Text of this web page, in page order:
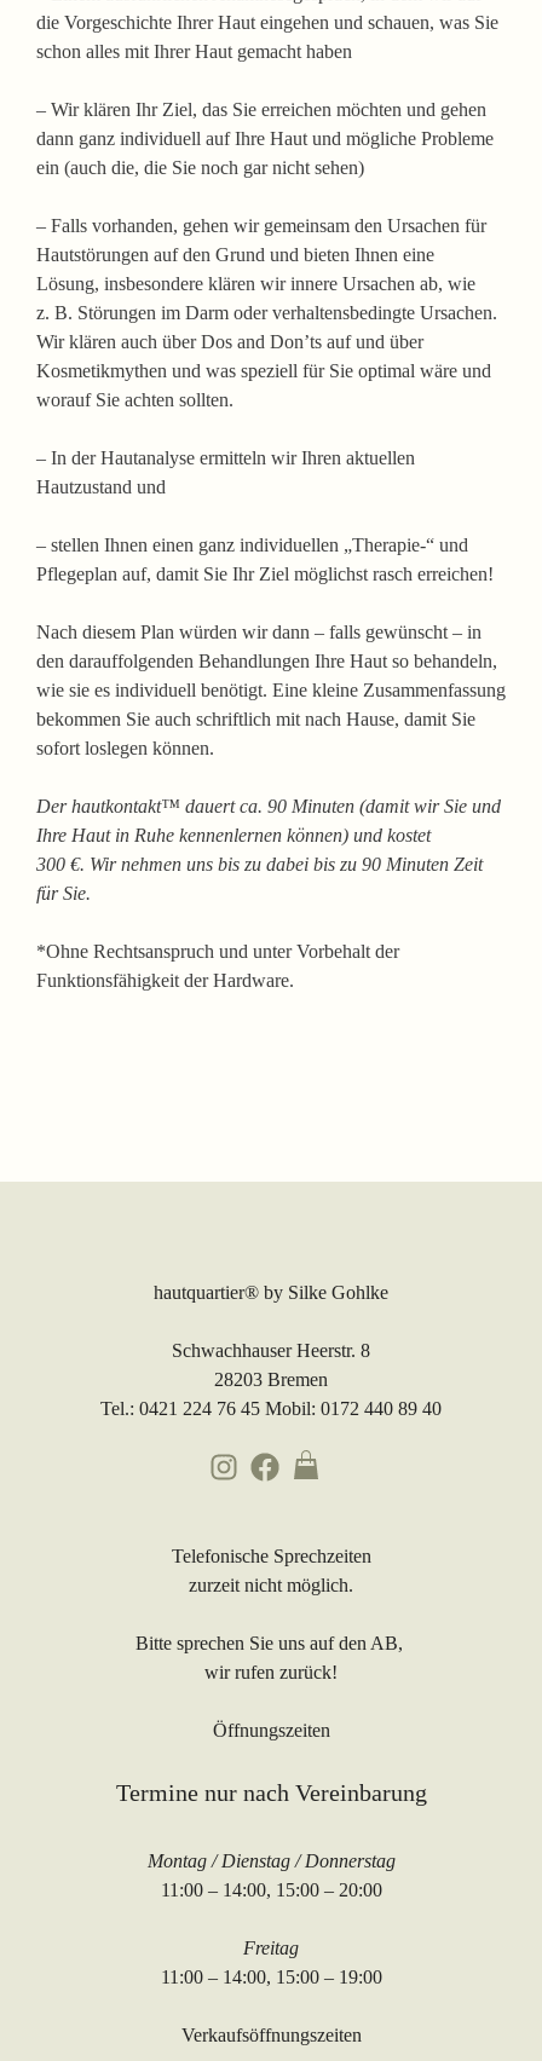
die Vorgeschichte Ihrer Haut eingehen und schauen, was Sie
schon alles mit Ihrer Haut gemacht haben
– Wir klären Ihr Ziel, das Sie erreichen möchten und gehen
dann ganz individuell auf Ihre Haut und mögliche Probleme
ein (auch die, die Sie noch gar nicht sehen)
– Falls vorhanden, gehen wir gemeinsam den Ursachen für
Hautstörungen auf den Grund und bieten Ihnen eine
Lösung, insbesondere klären wir innere Ursachen ab, wie
z. B. Störungen im Darm oder verhaltensbedingte Ursachen.
Wir klären auch über Dos and Don’ts auf und über
Kosmetikmythen und was speziell für Sie optimal wäre und
worauf Sie achten sollten.
– In der Hautanalyse ermitteln wir Ihren aktuellen
Hautzustand und
– stellen Ihnen einen ganz individuellen „Therapie-“ und
Pflegeplan auf, damit Sie Ihr Ziel möglichst rasch erreichen!
Nach diesem Plan würden wir dann – falls gewünscht – in
den darauffolgenden Behandlungen Ihre Haut so behandeln,
wie sie es individuell benötigt. Eine kleine Zusammenfassung
bekommen Sie auch schriftlich mit nach Hause, damit Sie
sofort loslegen können.
Der hautkontakt™ dauert ca. 90 Minuten (damit wir Sie und
Ihre Haut in Ruhe kennenlernen können) und kostet
300 €. Wir nehmen uns bis zu dabei bis zu 90 Minuten Zeit
für Sie.
*Ohne Rechtsanspruch und unter Vorbehalt der
Funktionsfähigkeit der Hardware.
hautquartier® by Silke Gohlke
Schwachhauser Heerstr. 8
28203 Bremen
Tel.: 0421 224 76 45 Mobil: 0172 440 89 40
Telefonische Sprechzeiten
zurzeit nicht möglich.
Bitte sprechen Sie uns auf den AB,
wir rufen zurück!
Öffnungszeiten
Termine nur nach Vereinbarung
Montag / Dienstag / Donnerstag
11:00 – 14:00, 15:00 – 20:00
Freitag
11:00 – 14:00, 15:00 – 19:00
Verkaufsöffnungszeiten